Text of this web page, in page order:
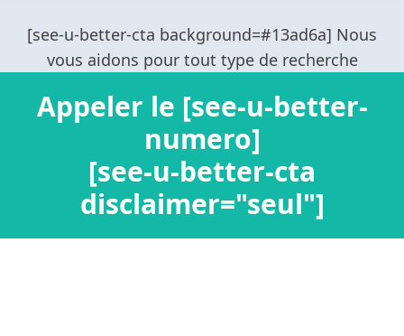
Appeler le [see-u-better-
numero]
[see-u-better-cta
disclaimer="seul"]